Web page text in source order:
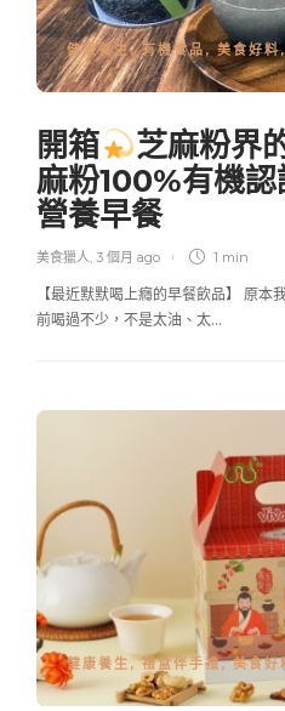
健康養生,有機食品,美食好料
開箱
芝麻粉界
麻粉100%有機
營養早餐
美食獵人 3 個月 ago 1 min
【最近默默喝上癮的早餐飲品】 原
前喝過不少，不是太油、太…
健康養生 ,禮盒伴手禮,美食好